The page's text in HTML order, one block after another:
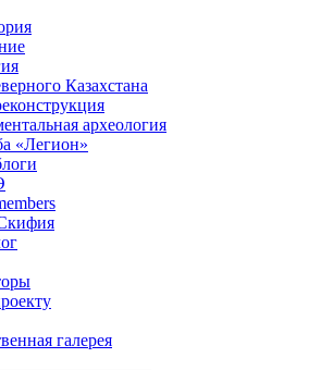
Казахстана
археология
«Легион»
галерея